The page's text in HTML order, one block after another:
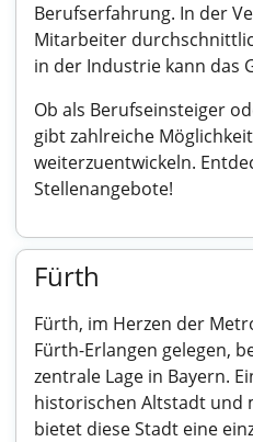
Berufserfahrung. In der
Mitarbeiter
in der Industrie kann das
Ob als Berufseinsteiger
gibt zahlreiche
weiterzuentwickeln.
Stellenangebote!
Fürth
Fürth, im Herzen der
Fürth-Erlangen gelegen,
zentrale Lage in Bayern.
historischen Altstadt und
bietet diese Stadt eine